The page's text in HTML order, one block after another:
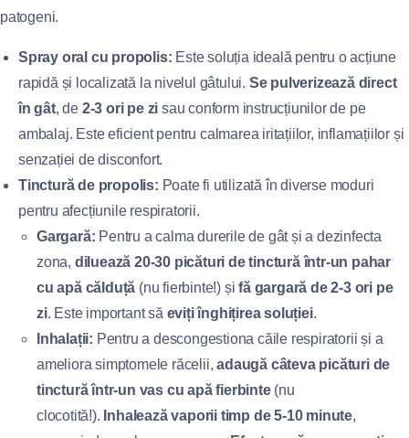
patogeni.
Spray oral cu propolis: Este soluția ideală pentru o acțiune
rapidă și localizată la nivelul gâtului. Se pulverizează direct
în gât, de 2-3 ori pe zi sau conform instrucțiunilor de pe
ambalaj. Este eficient pentru calmarea iritațiilor, inflamațiilor și
senzației de disconfort.
Tinctură de propolis: Poate fi utilizată în diverse moduri
pentru afecțiunile respiratorii.
Gargară: Pentru a calma durerile de gât și a dezinfecta
zona, diluează 20-30 picături de tinctură într-un pahar
cu apă călduță (nu fierbinte!) șifă gargară de 2-3 ori pe
zi. Este important să eviți înghițirea soluției.
Inhalații: Pentru a descongestiona căile respiratorii și a
ameliora simptomele răcelii,adaugă câteva picături de
tinctură într-un vas cu apă fierbinte(nu
clocotită!). Inhalează vaporii timp de 5-10 minute,